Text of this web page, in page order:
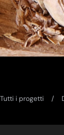
Tutti i progetti